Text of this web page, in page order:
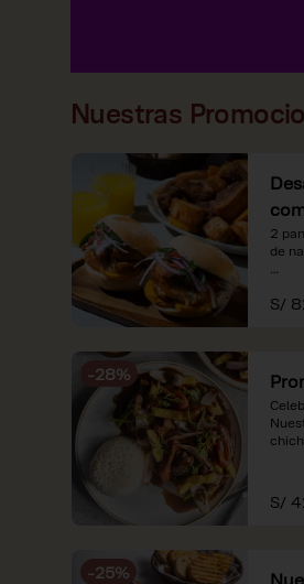
Nuestras
2
de
S/
-28%
S/
-25%